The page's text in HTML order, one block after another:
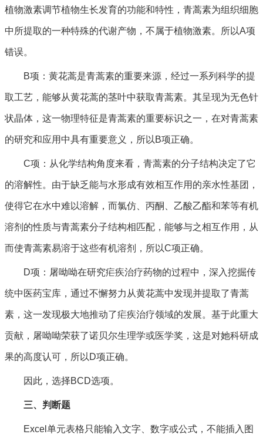
植物激素调节植物生长发育的功能和特性，青蒿素为组织细胞
中所提取的一种特殊的代谢产物，不属于植物激素。所以A项
错误。
B项：黄花蒿是青蒿素的重要来源，经过一系列科学的提
取工艺，能够从黄花蒿的茎叶中获取青蒿素。其呈现为无色针
状晶体，这一物理特征是青蒿素的重要标识之一，在对青蒿素
的研究和应用中具有重要意义，所以B项正确。
C项：从化学结构角度来看，青蒿素的分子结构决定了它
的溶解性。由于缺乏能与水形成有效相互作用的亲水性基团，
使得它在水中难以溶解，而氯仿、丙酮、乙酸乙酯和苯等有机
溶剂的性质与青蒿素分子结构相匹配，能够与之相互作用，从
而使青蒿素易溶于这些有机溶剂，所以C项正确。
D项：屠呦呦在研究疟疾治疗药物的过程中，深入挖掘传
统中医药宝库，通过不懈努力从黄花蒿中发现并提取了青蒿
素，这一发现极大地推动了疟疾治疗领域的发展。基于此重大
贡献，屠呦呦荣获了诺贝尔生理学或医学奖，这是对她科研成
果的高度认可，所以D项正确。
因此，选择BCD选项。
三、判断题
Excel单元表格只能输入文字、数字或公式，不能插入图